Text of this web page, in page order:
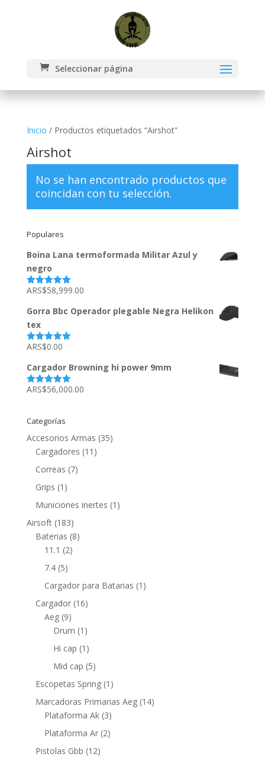
Seleccionar página
Inicio / Productos etiquetados “Airshot”
Airshot
No se han encontrado productos que
coincidan con tu selección.
Populares
Boina Lana termoformada Militar Azul y
negro
Valorado
5
ARS$58,999.00
Gorra Bbc Operador plegable Negra Helikon
tex
Valorado
5
ARS$0.00
Cargador Browning hi power 9mm
Valorado
ARS$56,000.00
Categorías
Accesorios Armas (35)
Cargadores (11)
Correas (7)
Grips (1)
Municiones inertes (1)
Airsoft (183)
Baterias (8)
11.1 (2)
7.4 (5)
Cargador para Batarias (1)
Cargador (16)
Aeg (9)
Drum (1)
Hi cap (1)
Mid cap (5)
Escopetas Spring (1)
Marcadoras Primarias Aeg (14)
Plataforma Ak (3)
Plataforma Ar (2)
Pistolas Gbb (12)